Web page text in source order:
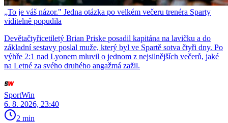
„To je váš názor." Jedna otázka po velkém večeru trenéra Sparty
viditelně popudila
Devětačtyřicetiletý Brian Priske posadil kapitána na lavičku a do
základní sestavy poslal muže, který byl ve Spartě sotva čtyři dny. Po
výhře 2:1 nad Lyonem mluvil o jednom z nejsilnějších večerů, jaké
na Letné za svého druhého angažmá zažil.
SportWin
6. 8. 2026, 23:40
2 min